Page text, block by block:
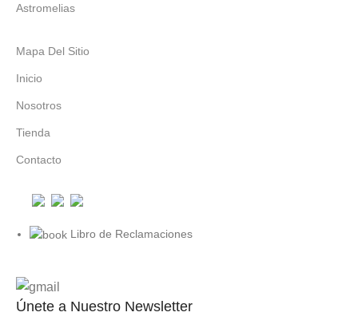
Astromelias
Mapa Del Sitio
Inicio
Nosotros
Tienda
Contacto
Libro de Reclamaciones
Únete a Nuestro Newsletter